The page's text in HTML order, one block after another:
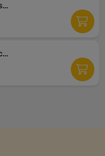
Generation Zero - Eastern European Weapons Pack DLC PC Steam CD Key
Generation Zero - Tactical Equipment Pack DLC PC Steam CD Key